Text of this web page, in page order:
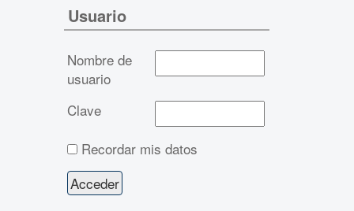
Usuario
Nombre de
usuario
Clave
Recordar mis datos